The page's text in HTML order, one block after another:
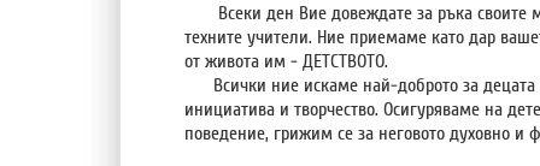
Всеки ден Вие довеждате за ръка своите
техните учители. Ние приемаме като дар
от живота им - ДЕТСТВОТО.
Всички ние искаме най-доброто за децата
инициатива и творчество. Осигуряваме на
поведение, грижим се за неговото духовно и